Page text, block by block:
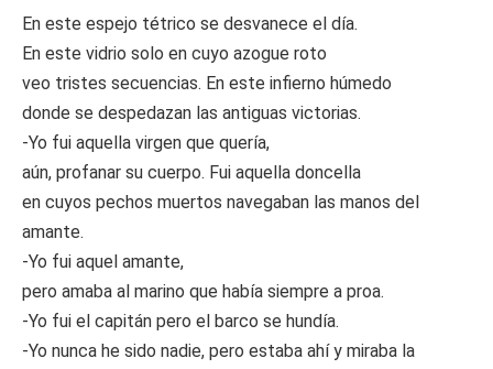
En este espejo tétrico se desvanece el día.
En este vidrio solo en cuyo azogue roto
veo tristes secuencias. En este infierno húmedo
donde se despedazan las antiguas victorias.
-Yo fui aquella virgen que quería,
aún, profanar su cuerpo. Fui aquella doncella
en cuyos pechos muertos navegaban las manos del
amante.
-Yo fui aquel amante,
pero amaba al marino que había siempre a proa.
-Yo fui el capitán pero el barco se hundía.
-Yo nunca he sido nadie, pero estaba ahí y miraba la